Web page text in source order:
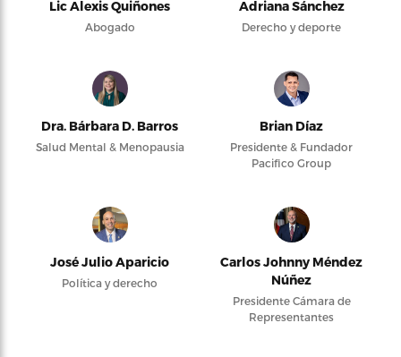
Lic Alexis Quiñones
Abogado
Adriana Sánchez
Derecho y deporte
Dra. Bárbara D. Barros
Salud Mental & Menopausia
Brian Díaz
Presidente & Fundador
Pacifico Group
José Julio Aparicio
Política y derecho
Carlos Johnny Méndez
Núñez
Presidente Cámara de
Representantes